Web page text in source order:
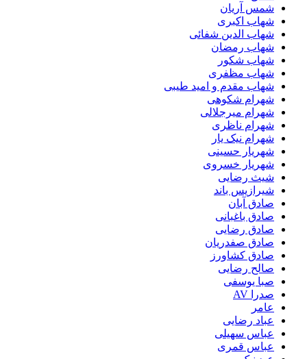
شمس آریان
شهاب اکبری
شهاب الدین شفائی
شهاب رمضان
شهاب شکور
شهاب مظفری
شهاب مقدم و امید طیبی
شهرام شکوهی
شهرام میرجلالی
شهرام ناظری
شهرام نیک یار
شهریار حسینی
شهریار خسروی
شیث رضایی
شیرازیس باند
صادق آبان
صادق باغبانی
صادق رضایی
صادق صفدریان
صادق کشاورز
صالح رضایی
صبا یوسفی
صدرا AV
عامر
عباد رضایی
عباس سهیلی
عباس قمری